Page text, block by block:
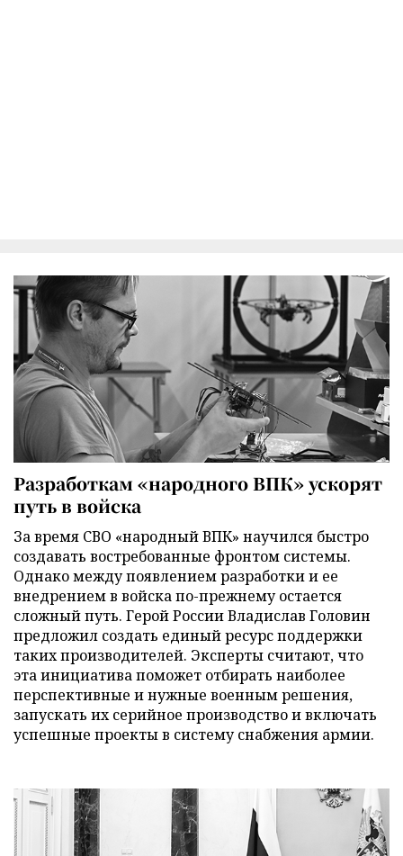
Разработкам «народного ВПК» ускорят
путь в войска
За время СВО «народный ВПК» научился быстро
создавать востребованные фронтом системы.
Однако между появлением разработки и ее
внедрением в войска по-прежнему остается
сложный путь. Герой России Владислав Головин
предложил создать единый ресурс поддержки
таких производителей. Эксперты считают, что
эта инициатива поможет отбирать наиболее
перспективные и нужные военным решения,
запускать их серийное производство и включать
успешные проекты в систему снабжения армии.